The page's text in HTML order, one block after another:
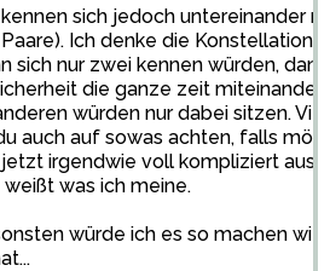
sich jedoch untereinander
Ich denke die Konstellation
sich nur zwei kennen würden,
die ganze zeit miteinander
würden nur dabei sitzen.
auch auf sowas achten, falls
irgendwie voll kompliziert
was ich meine.
würde ich es so machen wie